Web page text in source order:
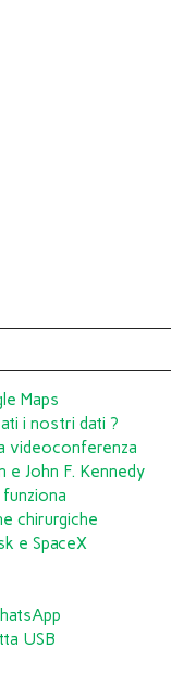
Maps
i nostri dati ?
videoconferenza
e John F. Kennedy
chirurgiche
e SpaceX
USB